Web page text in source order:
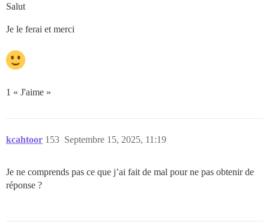
Salut
Je le ferai et merci
1 « J'aime »
kcahtoor Septembre 15, 2025, 11:19
153
Je ne comprends pas ce que j’ai fait de mal pour ne pas obtenir de
réponse ?